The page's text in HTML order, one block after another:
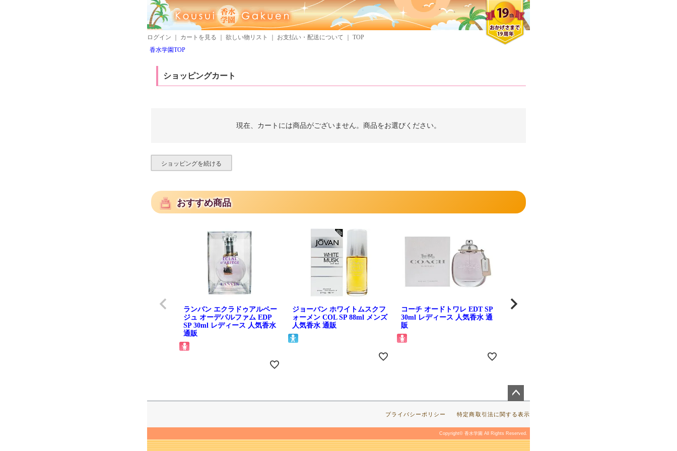
ログイン カートを見る 欲しい物リスト お支払い・配送について
TOP
香水学園TOP
ショッピングカート
現在、カートには商品がございません。商品をお選びください。
ショッピングを続ける
おすすめ商品
ランバン エクラドゥアルペー
ジュ オーデパルファム EDP
SP 30ml レディース 人気香水
通販
ジョーバン ホワイトムスクフ
ォーメン COL SP 88ml メンズ
人気香水 通販
コーチ オードトワレ EDT SP
30ml レディース 人気香水 通
販
ジバンシー ウルトラマリン オ
ジト
ップ
へ
プライバシーポリシー 特定商取引法に関する表示
Copyright© 香水学園 All Rights Reserved.